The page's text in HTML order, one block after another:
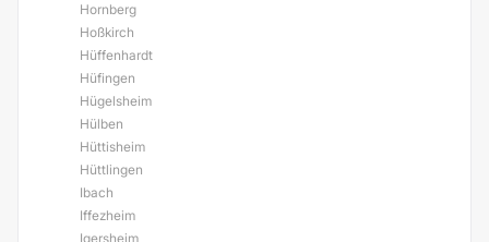
Hornberg
Hoßkirch
Hüffenhardt
Hüfingen
Hügelsheim
Hülben
Hüttisheim
Hüttlingen
Ibach
Iffezheim
Igersheim